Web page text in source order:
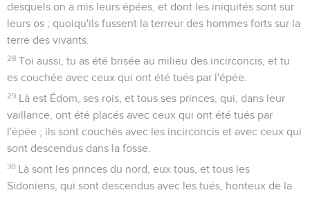
desquels on a mis leurs épées, et dont les iniquités sont sur
leurs os ; quoiqu'ils fussent la terreur des hommes forts sur la
terre des vivants.
28 Toi aussi, tu as été brisée au milieu des incirconcis, et tu
es couchée avec ceux qui ont été tués par l'épée.
29 Là est Édom, ses rois, et tous ses princes, qui, dans leur
vaillance, ont été placés avec ceux qui ont été tués par
l'épée ; ils sont couchés avec les incirconcis et avec ceux qui
sont descendus dans la fosse.
30 Là sont les princes du nord, eux tous, et tous les
Sidoniens, qui sont descendus avec les tués, honteux de la